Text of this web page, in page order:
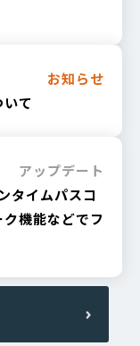
お知らせ
て
アップデート
タイムパスコ
機能などでフ